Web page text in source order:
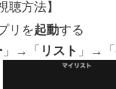
聴方法】
リを起動する
」→「 リスト 」→「